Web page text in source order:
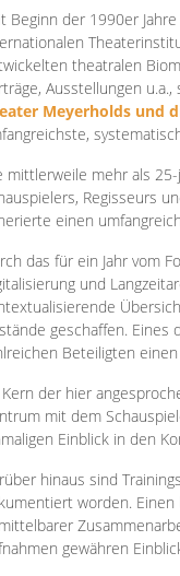
Beginn der 1990er
theatralen
Ausstellungen
Meyerholds und
mittlerweile mehr als
Regisseurs
einen
das für ein Jahr vom
und
geschaffen. Eines
Beteiligten
der hier
mit dem
Einblick in den
hinaus sind
worden.
gewähren